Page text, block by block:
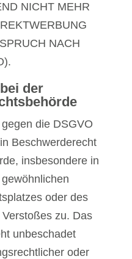
NICHT MEHR
NACH
der
die DSGVO
Beschwerderecht
insbesondere in
oder des
zu. Das
unbeschadet
oder